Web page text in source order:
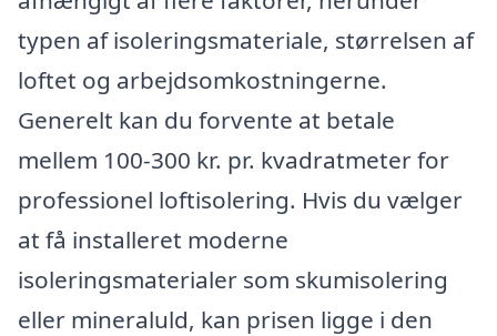
typen af isoleringsmateriale, størrelsen af
loftet og arbejdsomkostningerne.
Generelt kan du forvente at betale
mellem 100-300 kr. pr. kvadratmeter for
professionel loftisolering. Hvis du vælger
at få installeret moderne
isoleringsmaterialer som skumisolering
eller mineraluld, kan prisen ligge i den